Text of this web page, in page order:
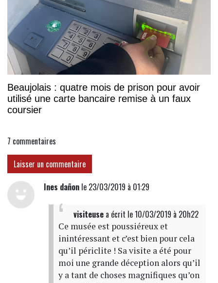
Beaujolais : quatre mois de prison pour avoir
utilisé une carte bancaire remise à un faux
coursier
7 commentaires
Laisser un commentaire
Ines dañonle 23/03/2019 à 01:29
visiteusea écrit le 10/03/2019 à 20h22
Ce musée est poussiéreux et
inintéressant et c’est bien pour cela
qu’il périclite ! Sa visite a été pour
moi une grande déception alors qu’il
y a tant de choses magnifiques qu’on